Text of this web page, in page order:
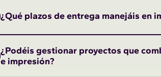
¿Qué plazos de entrega manejáis en
¿Podéis gestionar proyectos que
e impresión?